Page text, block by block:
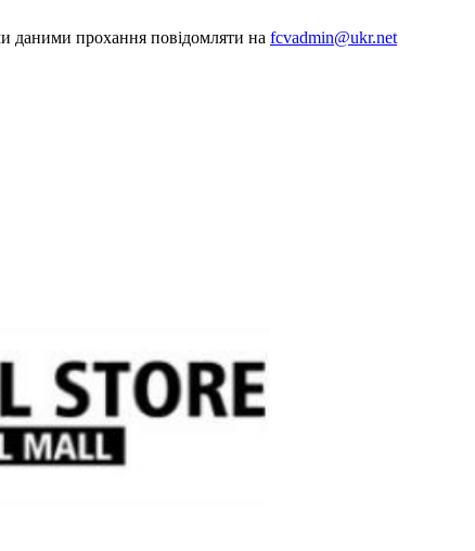
даними прохання повідомляти на fcvadmin@ukr.net